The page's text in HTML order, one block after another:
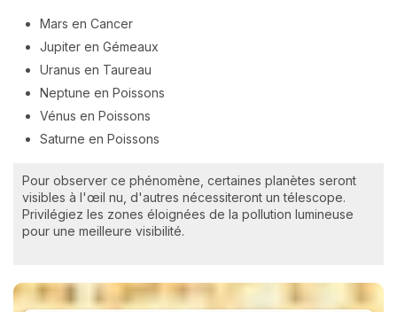
Mars en Cancer
Jupiter en Gémeaux
Uranus en Taureau
Neptune en Poissons
Vénus en Poissons
Saturne en Poissons
Pour observer ce phénomène, certaines planètes seront
visibles à l'œil nu, d'autres nécessiteront un télescope.
Privilégiez les zones éloignées de la pollution lumineuse
pour une meilleure visibilité.